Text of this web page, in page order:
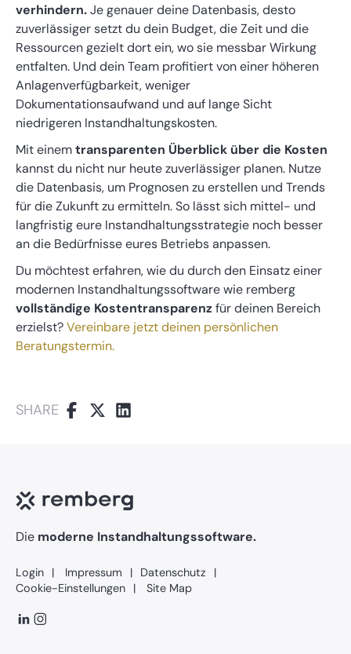
verhindern.Je genauer deine Datenbasis, desto
zuverlässiger setzt du dein Budget, die Zeit und die
Ressourcen gezielt dort ein, wo sie messbar Wirkung
entfalten. Und dein Team profitiert von einer höheren
Anlagenverfügbarkeit, weniger
Dokumentationsaufwand und auf lange Sicht
niedrigeren Instandhaltungskosten.
Mit einemtransparenten Überblick über die Kosten
kannst du nicht nur heute zuverlässiger planen. Nutze
die Datenbasis, um Prognosen zu erstellen und Trends
für die Zukunft zu ermitteln. So lässt sich mittel- und
langfristig eure Instandhaltungsstrategie noch besser
an die Bedürfnisse eures Betriebs anpassen.
Du möchtest erfahren, wie du durch den Einsatz einer
modernen Instandhaltungssoftware wie remberg
vollständige Kostentransparenzfür deinen Bereich
erzielst?Vereinbare jetzt deinen persönlichen
Beratungstermin.
SHARE
Die moderne Instandhaltungssoftware.
Login Impressum
Datenschutz
Cookie-Einstellungen
Site Map